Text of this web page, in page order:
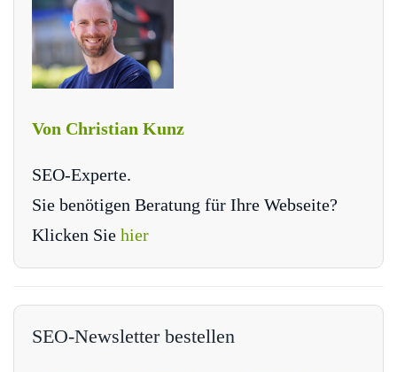
Von Christian Kunz
SEO-Experte.
Sie benötigen Beratung für Ihre Webseite?
Klicken Sie hier
SEO-Newsletter bestellen